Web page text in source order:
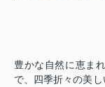
豊かな自然に恵ま
で、四季折々の美